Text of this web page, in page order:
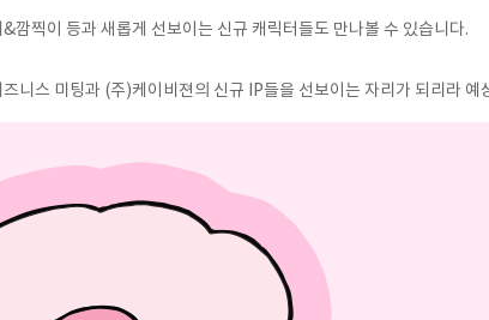
찍이 등과 새롭게 선보이는 신규 캐릭터들도 만나볼 수 있습니다.
니스 미팅과 (주)케이비젼의 신규 IP들을 선보이는 자리가 되리라 예